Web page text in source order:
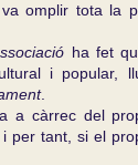
omplir tota la
ha fet
i popular,
.
a càrrec del
per tant, si el